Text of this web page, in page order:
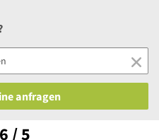
anfragen
/ 5